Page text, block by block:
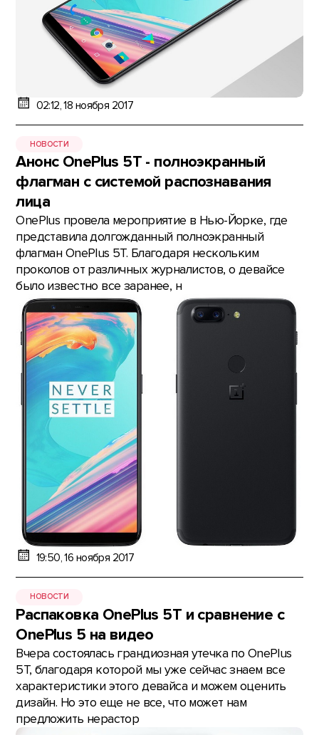
02:12, 18 ноября 2017
НОВОСТИ
Анонс OnePlus 5T - полноэкранный
флагман с системой распознавания
лица
OnePlus провела мероприятие в Нью-Йорке, где
представила долгожданный полноэкранный
флагман OnePlus 5T. Благодаря нескольким
проколов от различных журналистов, о девайсе
было известно все заранее, н
19:50, 16 ноября 2017
НОВОСТИ
Распаковка OnePlus 5T и сравнение с
OnePlus 5 на видео
Вчера состоялась грандиозная утечка по OnePlus
5T, благодаря которой мы уже сейчас знаем все
характеристики этого девайса и можем оценить
дизайн. Но это еще не все, что может нам
предложить нерастор